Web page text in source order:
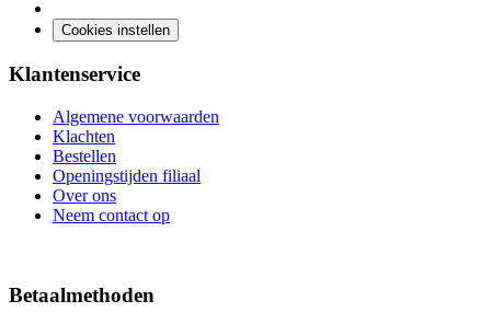
Cookies instellen
Klantenservice
Algemene voorwaarden
Klachten
Bestellen
Openingstijden filiaal
Over ons
Neem contact op
Betaalmethoden